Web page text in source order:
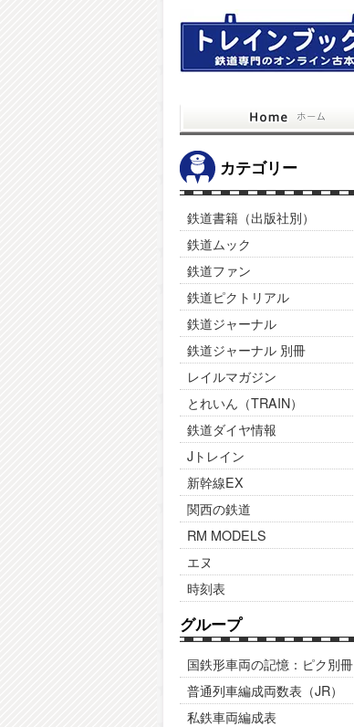
カテゴリー
鉄道書籍（出版社別）
鉄道ムック
鉄道ファン
鉄道ピクトリアル
鉄道ジャーナル
鉄道ジャーナル 別冊
レイルマガジン
とれいん（TRAIN）
鉄道ダイヤ情報
Jトレイン
新幹線EX
関西の鉄道
RM MODELS
エヌ
時刻表
グループ
国鉄形車両の記憶：ピク別冊
普通列車編成両数表（JR）
私鉄車両編成表